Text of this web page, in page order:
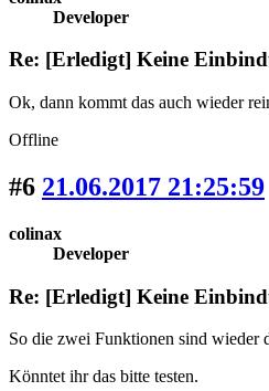
Developer
Re: [Erledigt] Keine
Ok, dann kommt das auch wieder
Offline
#6 21.06.2017 21:25:59
colinax
Developer
Re: [Erledigt] Keine
So die zwei Funktionen sind wieder
Könntet ihr das bitte testen.